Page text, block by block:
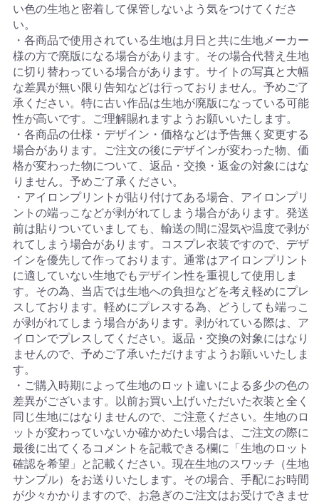
い色の生地と密着して保管しないよう気をつけてくださ
い。
・各商品で使用されている生地は月日と共に生地メーカー
様の方で廃版になる場合があります。その場合代替え生地
に切り替わっている場合があります。サイトの写真と大幅
な差異が無い限り告知などは行っておりません。予めご了
承ください。特に古い作品は生地が廃版になっている可能
性が高いです。ご理解賜れますようお願いいたします。
・各商品の仕様・デザイン・価格などは予告無く変更する
場合があります。ご注文の後にデザインが変わった物、価
格が変わった物について、返品・交換・返金の対象にはな
りません。予めご了承ください。
・アイロンプリントが貼り付けてある場合、アイロンプリ
ントの端っこなどが剥がれてしまう場合があります。発送
前は貼りついていましても、輸送の間に湿気や温度で剥が
れてしまう場合があります。コスプレ衣装ですので、デザ
インを優先して作っております。通常はアイロンプリント
に適していない生地でもデザイン性を重視して使用しま
す。その為、当店では生地への負担などを考え軽めにプレ
スしております。軽めにプレスする為、どうしても端っこ
が剥がれてしまう場合があります。剥がれている際は、ア
イロンでプレスしてください。返品・交換の対象にはなり
ませんので、予めご了承いただけますようお願いいたしま
す。
・ご購入時期によって生地のロット違いによる多少の色の
差異がございます。以前お買い上げいただいた衣装と全く
同じ生地にはなりませんので、ご注意ください。生地のロ
ットが変わっていないか確かめたい場合は、ご注文の際に
最後に出てくるコメントを記載できる欄に「生地のロット
確認を希望」と記載ください。現在生地のスワッチ（生地
サンプル）をお送りいたします。その場合、手配にお時間
が少々かかりますので、お急ぎのご注文はお受けできませ